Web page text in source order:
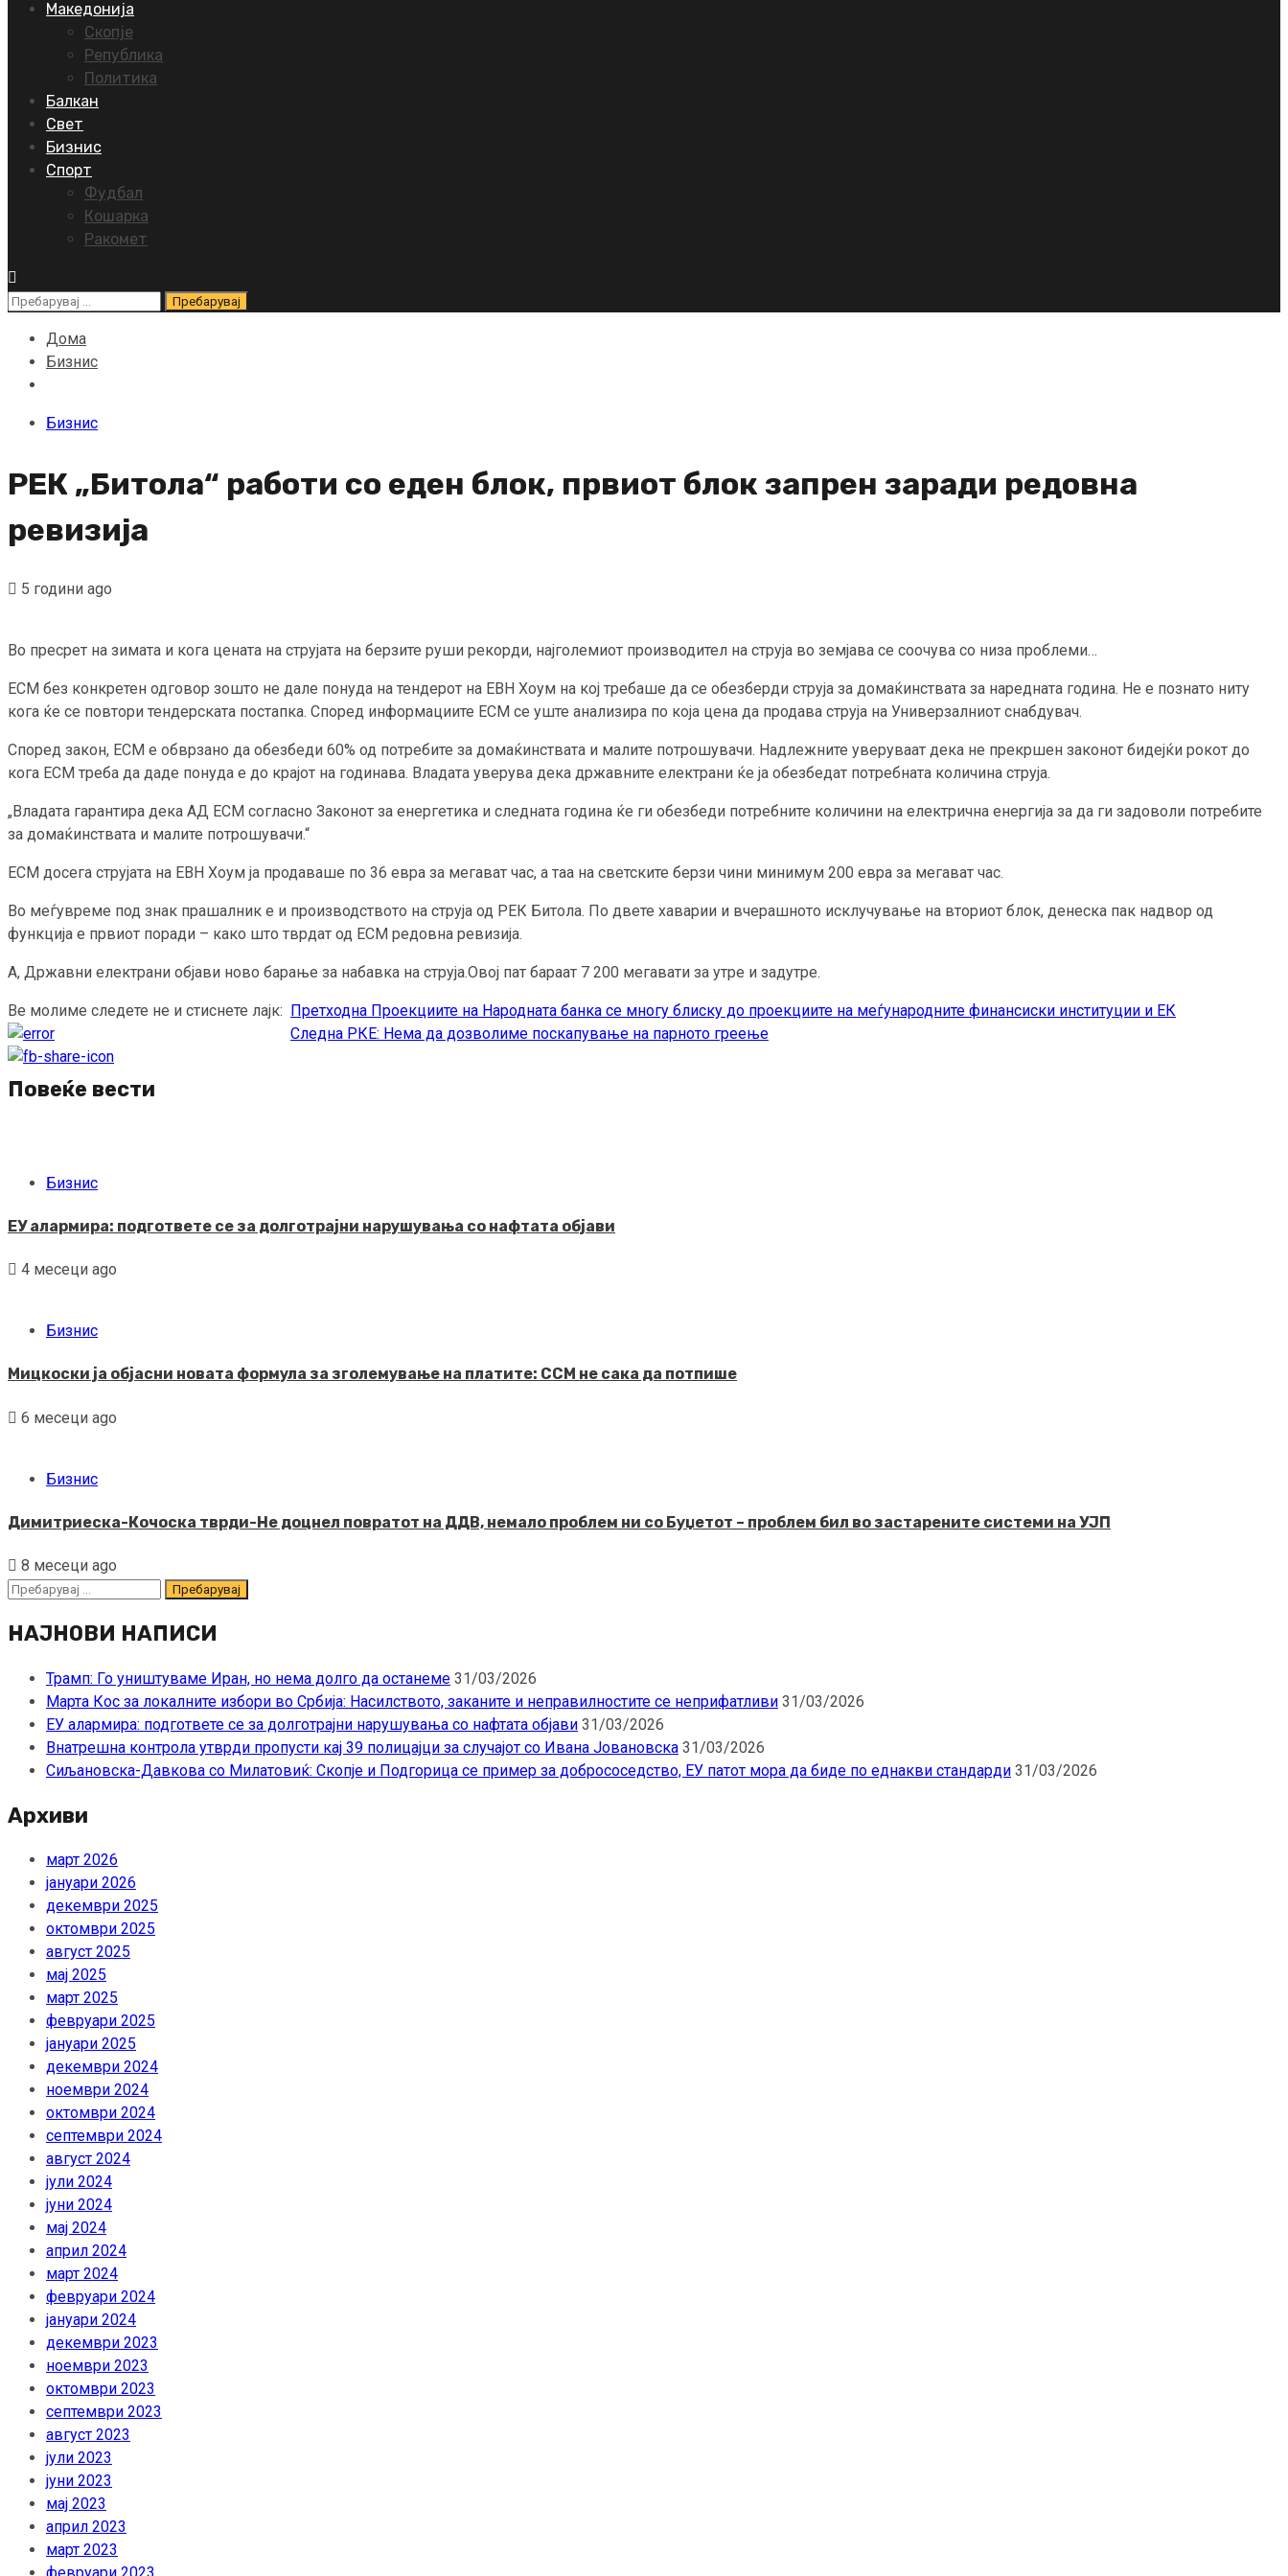
Македонија
Скопје
Република
Политика
Балкан
Свет
Бизнис
Спорт
Фудбал
Кошарка
Ракомет
Пребарувај
Дома
Бизнис
Бизнис
РЕК „Битола“ работи со еден блок, првиот блок запрен заради редовна
ревизија
5 години ago
Во пресрет на зимата и кога цената на струјата на берзите руши рекорди, најголемиот производител на струја во земјава се соочува со низа проблеми…
ЕСМ без конкретен одговор зошто не дале понуда на тендерот на ЕВН Хоум на кој требаше да се обезберди струја за домаќинствата за наредната година. Не е познато ниту
кога ќе се повтори тендерската постапка. Според информациите ЕСМ се уште анализира по која цена да продава струја на Универзалниот снабдувач.
Според закон, ЕСМ е обврзано да обезбеди 60% од потребите за домаќинствата и малите потрошувачи. Надлежните уверуваат дека не прекршен законот бидејќи рокот до
кога ЕСМ треба да даде понуда е до крајот на годинава. Владата уверува дека државните електрани ќе ја обезбедат потребната количина струја.
„Владата гарантира дека АД ЕСМ согласно Законот за енергетика и следната година ќе ги обезбеди потребните количини на електрична енергија за да ги задоволи потребите
за домаќинствата и малите потрошувачи.“
ЕСМ досега струјата на ЕВН Хоум ја продаваше по 36 евра за мегават час, а таа на светските берзи чини минимум 200 евра за мегават час.
Во меѓувреме под знак прашалник е и производството на струја од РЕК Битола. По двете хаварии и вчерашното исклучување на вториот блок, денеска пак надвор од
функција е првиот поради – како што тврдат од ЕСМ редовна ревизија.
А, Државни електрани објави ново барање за набавка на струја.Овој пат бараат 7 200 мегавати за утре и задутре.
Ве молиме следете не и стиснете лајк:
Continue
Reading
Претходна Проекциите на Народната банка се многу блиску до проекциите на меѓународните финансиски институции и ЕК
Следна РКЕ: Нема да дозволиме поскапување на парното греење
Повеќе вести
Бизнис
ЕУ алармира: подгответе се за долготрајни нарушувања со нафтата објави
4 месеци ago
Бизнис
Мицкоски ја објасни новата формула за зголемување на платите: ССМ не сака да потпише
6 месеци ago
Бизнис
Димитриеска-Кочоска тврди-Не доцнел повратот на ДДВ, немало проблем ни со Буџетот – проблем бил во застарените системи на УЈП
8 месеци ago
Пребарувај
НАЈНОВИ НАПИСИ
Трамп: Го уништуваме Иран, но нема долго да останеме 31/03/2026
Марта Кос за локалните избори во Србија: Насилството, заканите и неправилностите се неприфатливи 31/03/2026
ЕУ алармира: подгответе се за долготрајни нарушувања со нафтата објави 31/03/2026
Внатрешна контрола утврди пропусти кај 39 полицајци за случајот со Ивана Јовановска 31/03/2026
Сиљановска-Давкова со Милатовиќ: Скопје и Подгорица се пример за добрососедство, ЕУ патот мора да биде по еднакви стандарди 31/03/2026
Архиви
март 2026
јануари 2026
декември 2025
октомври 2025
август 2025
мај 2025
март 2025
февруари 2025
јануари 2025
декември 2024
ноември 2024
октомври 2024
септември 2024
август 2024
јули 2024
јуни 2024
мај 2024
април 2024
март 2024
февруари 2024
јануари 2024
декември 2023
ноември 2023
октомври 2023
септември 2023
август 2023
јули 2023
јуни 2023
мај 2023
април 2023
март 2023